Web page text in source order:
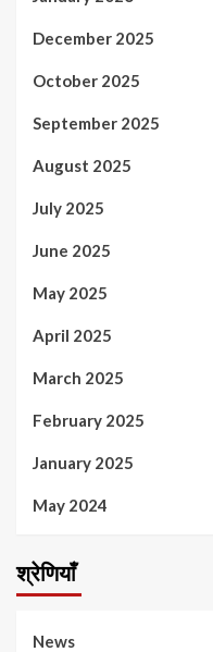
December 2025
October 2025
September 2025
August 2025
July 2025
June 2025
May 2025
April 2025
March 2025
February 2025
January 2025
May 2024
श्रेणियाँ
News